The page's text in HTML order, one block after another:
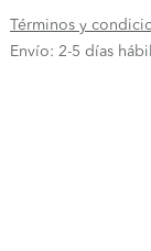
Términos y
Envío: 2-5 días